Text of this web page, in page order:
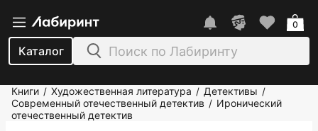
Каталог
0
Книги / Художественная литература / Детективы /
Современный отечественный детектив / Иронический
отечественный детектив